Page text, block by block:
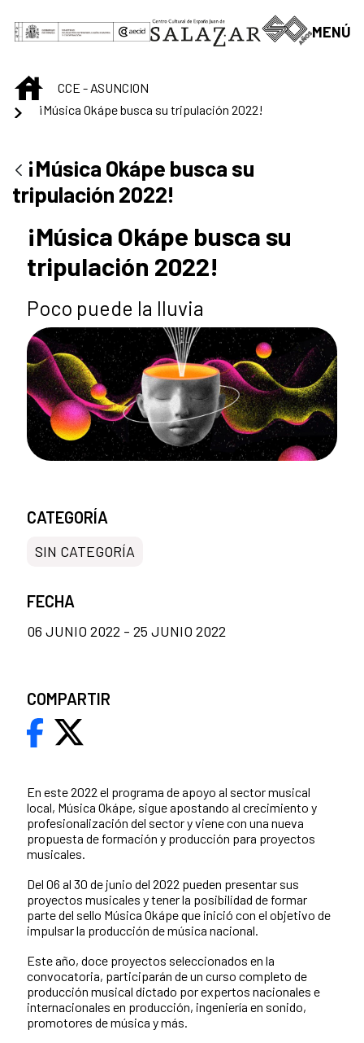
Saltar al contenido principal
MENÚ
INICIOCCE - ASUNCION
¡Música Okápe busca su tripulación 2022!
¡Música Okápe busca su
tripulación 2022!
¡Música Okápe busca su
tripulación 2022!
Poco puede la lluvia
En este 2022 el programa de apoyo al sector musical
local, Música Okápe, sigue apostando al crecimiento y
profesionalización del sector y viene con una nueva
propuesta de formación y producción para proyectos
musicales.
Del 06 al 30 de junio del 2022 pueden presentar sus
proyectos musicales y tener la posibilidad de formar
parte del sello Música Okápe que inició con el objetivo de
impulsar la producción de música nacional.
Este año, doce proyectos seleccionados en la
convocatoria, participarán de un curso completo de
producción musical dictado por expertos nacionales e
internacionales en producción, ingeniería en sonido,
promotores de música y más.
CATEGORÍA
SIN CATEGORÍA
FECHA
06 JUNIO 2022 - 25 JUNIO 2022
COMPARTIR